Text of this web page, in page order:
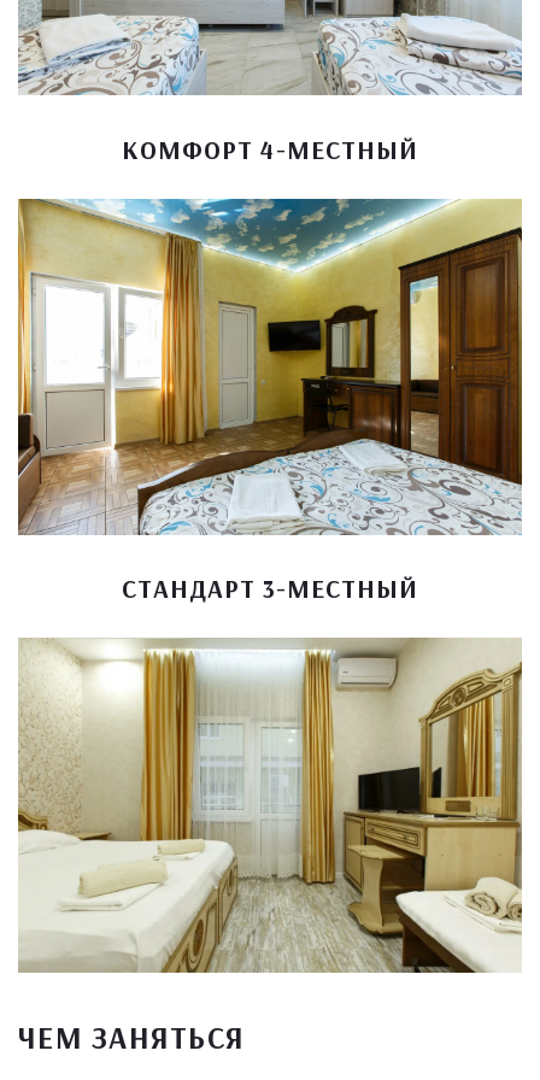
КОМФОРТ 4-МЕСТНЫЙ
СТАНДАРТ 3-МЕСТНЫЙ
ЧЕМ ЗАНЯТЬСЯ